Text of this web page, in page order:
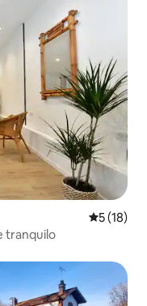
5 de uma
5 (18)
tranquilo